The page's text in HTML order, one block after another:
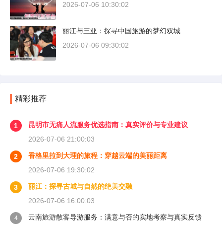
2026-07-06 10:30:02
丽江与三亚：探寻中国旅游的梦幻双城
2026-07-06 09:30:02
精彩推荐
1
昆明市无痛人流服务优选指南：真实评价与专业建议
2026-07-06 21:00:03
2
香格里拉到大理的旅程：穿越云端的美丽距离
2026-07-06 19:30:02
3
丽江：探寻古城与自然的绝美交融
2026-07-06 16:00:03
4
云南旅游散客导游服务：满意与否的实地考察与真实反馈